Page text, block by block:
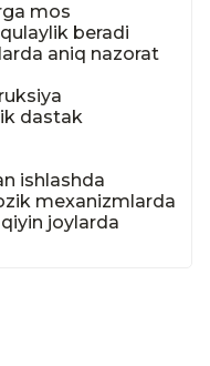
mos
beradi
aniq nazorat
dastak
ishlashda
mexanizmlarda
joylarda